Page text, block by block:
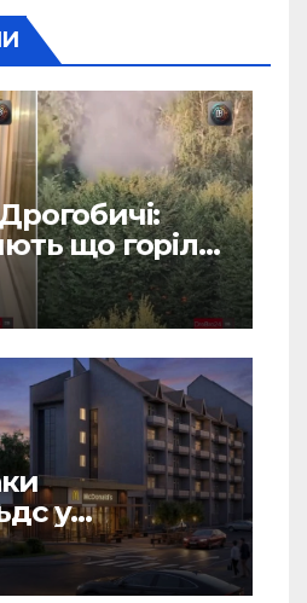
що горіло
у
(Фото)